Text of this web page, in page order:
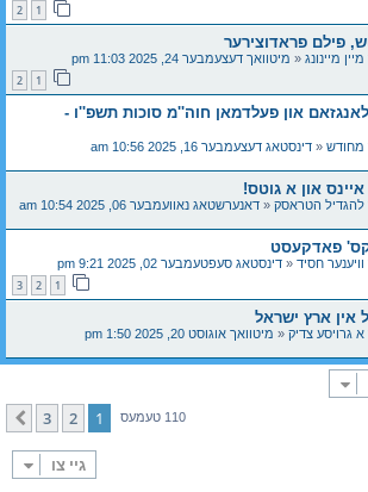
1
2
פילם פראדוצירער
מיין מיינונג « מיטוואך דעצעמבער 24, 2025 11:03 pm
1
2
און פעלדמאן חוה''מ סוכות תשפ''ו -
מחודש « דינסטאג דעצעמבער 16, 2025 10:56 am
און א גוטס!
להגדיל הטראסק « דאנערשטאג נאוועמבער 06, 2025 10:54 am
פאדקעסט
וויענער חסיד « דינסטאג סעפטעמבער 02, 2025 9:21 pm
1
2
3
א גרויסע צדיק « מיטוואך אוגוסט 20, 2025 1:50 pm
110 טעמעס 1
2
3
קומענדיגע
גיי צו